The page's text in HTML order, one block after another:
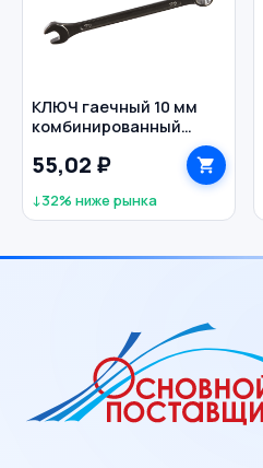
КЛЮЧ гаечный 10 мм
комбинированный
55,02 ₽
↓32% ниже рынка